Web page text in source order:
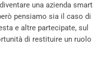
una azienda smart
pensiamo sia il caso di
e altre partecipate, sul
di restituire un ruolo